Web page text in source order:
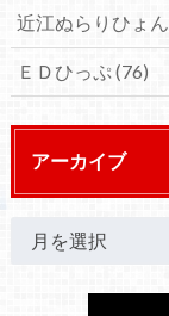
近江ぬらりひょん
ＥＤひっぷ(76)
アーカイブ